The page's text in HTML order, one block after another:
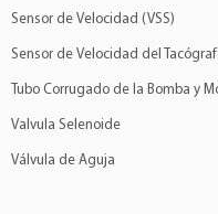
Sensor de Velocidad (VSS)
Sensor de Velocidad del
Tubo Corrugado de la Bomba y
Valvula Selenoide
Válvula de Aguja